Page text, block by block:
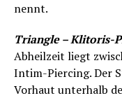
nennt.
Triangle – Klitoris-
Abheilzeit liegt
Intim-Piercing. Der
Vorhaut unterhalb